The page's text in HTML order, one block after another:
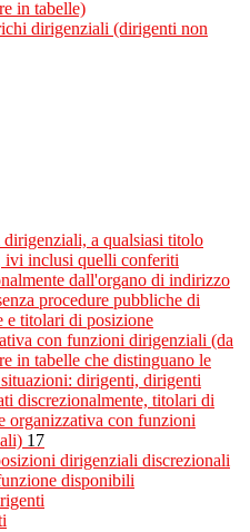
in tabelle)
dirigenziali (dirigenti non
a qualsiasi titolo
ivi inclusi quelli conferiti
dall'organo di indirizzo
procedure pubbliche di
e titolari di posizione
con funzioni dirigenziali (da
in tabelle che distinguano le
dirigenti, dirigenti
discrezionalmente, titolari di
organizzativa con funzioni
17
dirigenziali discrezionali
disponibili